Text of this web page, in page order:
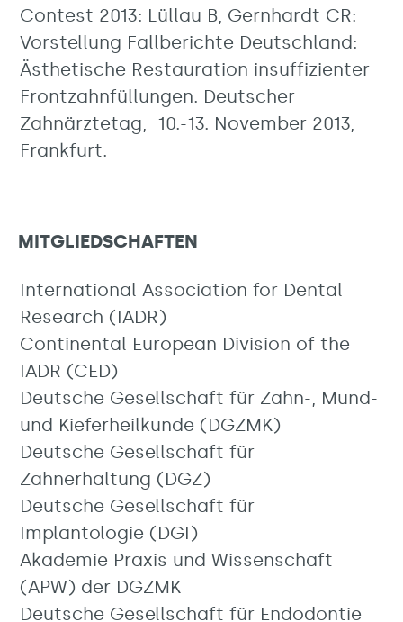
Contest 2013: Lüllau B, Gernhardt CR:
Vorstellung Fallberichte Deutschland:
Ästhetische Restauration insuffizienter
Frontzahnfüllungen. Deutscher
Zahnärztetag, 10.-13. November 2013,
Frankfurt.
MITGLIEDSCHAFTEN
International Association for Dental
Research (IADR)
Continental European Division of the
IADR (CED)
Deutsche Gesellschaft für Zahn-, Mund-
und Kieferheilkunde (DGZMK)
Deutsche Gesellschaft für
Zahnerhaltung (DGZ)
Deutsche Gesellschaft für
Implantologie (DGI)
Akademie Praxis und Wissenschaft
(APW) der DGZMK
Deutsche Gesellschaft für Endodontie